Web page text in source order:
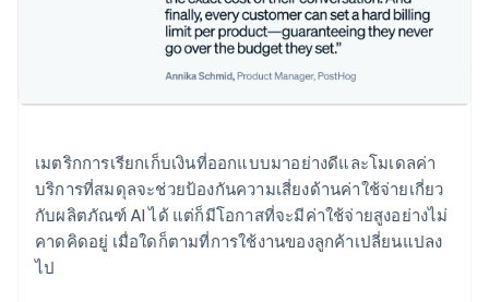
เมตริกการเรียกเก็บเงินที่ออกแบบมาอย่างดีและโมเดลค่า
บริการที่สมดุลจะช่วยป้องกันความเสี่ยงด้านค่าใช้จ่ายเกี่ยว
กับผลิตภัณฑ์ AI ได้ แต่ก็มีโอกาสที่จะมีค่าใช้จ่ายสูงอย่างไม่
คาดคิดอยู่ เมื่อใดก็ตามที่การใช้งานของลูกค้าเปลี่ยนแปลง
ไป